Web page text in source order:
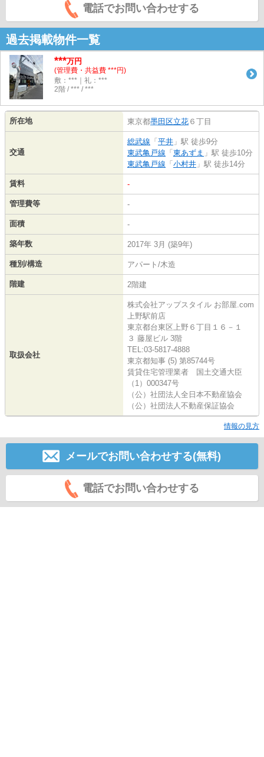
電話でお問い合わせする
過去掲載物件一覧
***万円
(管理費・共益費 ***円)
敷：***｜礼：***
2階 / *** / ***
所在地 東京都墨田区立花 ６丁目
交通
総武線 「 平井 」駅 徒歩9分
東武亀戸線 「 東あずま 」駅 徒歩10分
東武亀戸線 「 小村井 」駅 徒歩14分
賃料 -
管理費等 -
面積 -
築年数 2017年 3月 (築9年)
種別/構造 アパート/木造
階建 2階建
取扱会社
株式会社アップスタイル お部屋.com
上野駅前店
東京都台東区上野６丁目１６－１
３ 藤屋ビル 3階
TEL:03-5817-4888
東京都知事 (5) 第85744号
賃貸住宅管理業者 国土交通大臣
（1）000347号
（公）社団法人全日本不動産協会
（公）社団法人不動産保証協会
情報の見方
メールでお問い合わせする(無料)
電話でお問い合わせする